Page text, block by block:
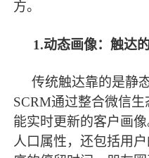
方。
1.动态画像：触达
传统触达靠的是静
SCRM通过整合微信
能实时更新的客户画
人口属性，还包括用